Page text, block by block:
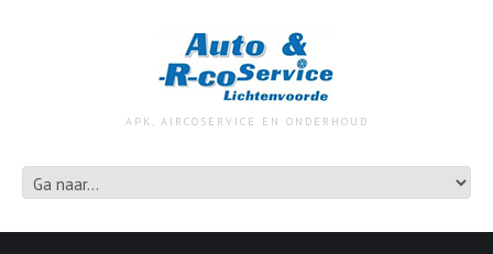
APK, AIRCOSERVICE EN ONDERHOUD